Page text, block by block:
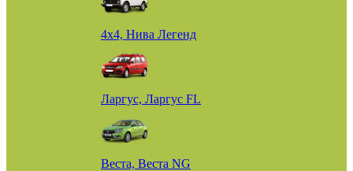
4х4, Нива Легенд
Ларгус, Ларгус FL
Веста, Веста NG